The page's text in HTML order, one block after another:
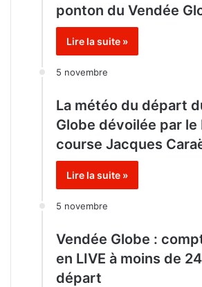
ponton du Vendée
Lire la suite »
5 novembre
La météo du départ
Globe dévoilée par
course Jacques
Lire la suite »
5 novembre
Vendée Globe :
en LIVE à moins de
départ